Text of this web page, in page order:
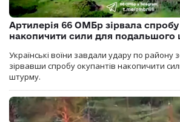
Артилерія 66 ОМБр зірвала спробу
накопичити сили для подальшого
Українські воїни завдали удару по району
зірвавши спробу окупантів накопичити
штурму.